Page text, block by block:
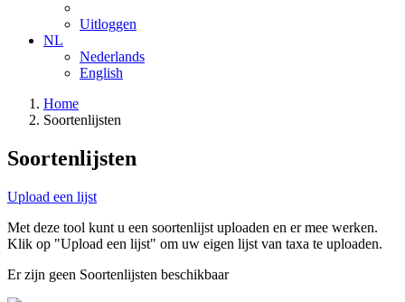
Uitloggen
NL
Nederlands
English
Home
Soortenlijsten
Soortenlijsten
Upload een lijst
Met deze tool kunt u een soortenlijst uploaden en er mee werken.
Klik op "Upload een lijst" om uw eigen lijst van taxa te uploaden.
Er zijn geen Soortenlijsten beschikbaar